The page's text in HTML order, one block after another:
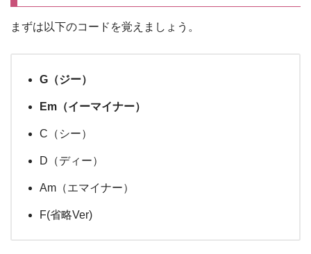
まずは以下のコードを覚えましょう。
G（ジー）
Em（イーマイナー）
C（シー）
D（ディー）
Am（エマイナー）
F(省略Ver)